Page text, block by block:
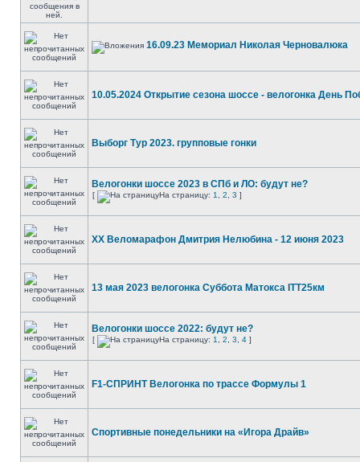
16.09.23 Мемориал Николая Черновалюка
10.05.2024 Открытие сезона шоссе - велогонка День
Выборг Тур 2023. групповые гонки
Велогонки шоссе 2023 в СПб и ЛО: будут не?
[ На страницу: 1 2 3 ]
XX Веломарафон Дмитрия Нелюбина - 12 июня 2023
13 мая 2023 велогонка Суббота Матокса ITT25км
Велогонки шоссе 2022: будут не?
[ На страницу: 1 2 3 4 ]
F1-СПРИНТ Велогонка по трассе Формулы 1
Спортивные понедельники на «Игора Драйв»